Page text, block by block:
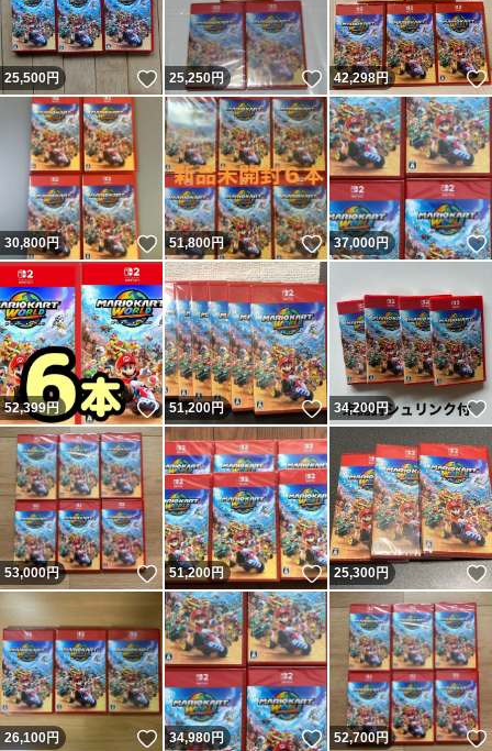
25,500円 いいね！
25,250円 いいね！
42,298円
30,800円 いいね！
51,800円 いいね！
37,000円
52,399円 いいね！
51,200円 いいね！
34,200円
53,000円 いいね！
51,200円 いいね！
25,300円
26,100円 いいね！
34,980円 いいね！
52,700円